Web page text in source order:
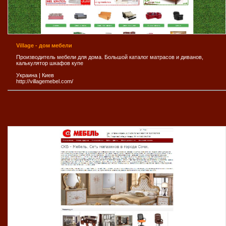
Village - дом мебели
Производитель мебели для дома. Большой каталог матрасов и диванов,
калькулятор шкафов купе
Украина | Киев
http://villagemebel.com/